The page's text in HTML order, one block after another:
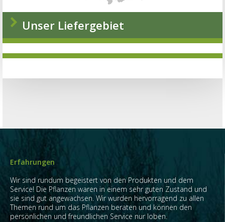
Unser Liefergebiet
Erfahrungen
Wir sind rundum begeistert von den Produkten und dem
Service! Die Pflanzen waren in einem sehr guten Zustand und
sie sind gut angewachsen. Wir wurden hervorragend zu allen
Themen rund um das Pflanzen beraten und können den
persönlichen und freundlichen Service nur loben.